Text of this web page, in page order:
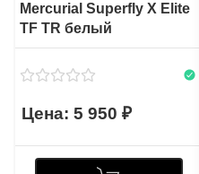
Mercurial Superfly X Elite
TF TR белый
5 950